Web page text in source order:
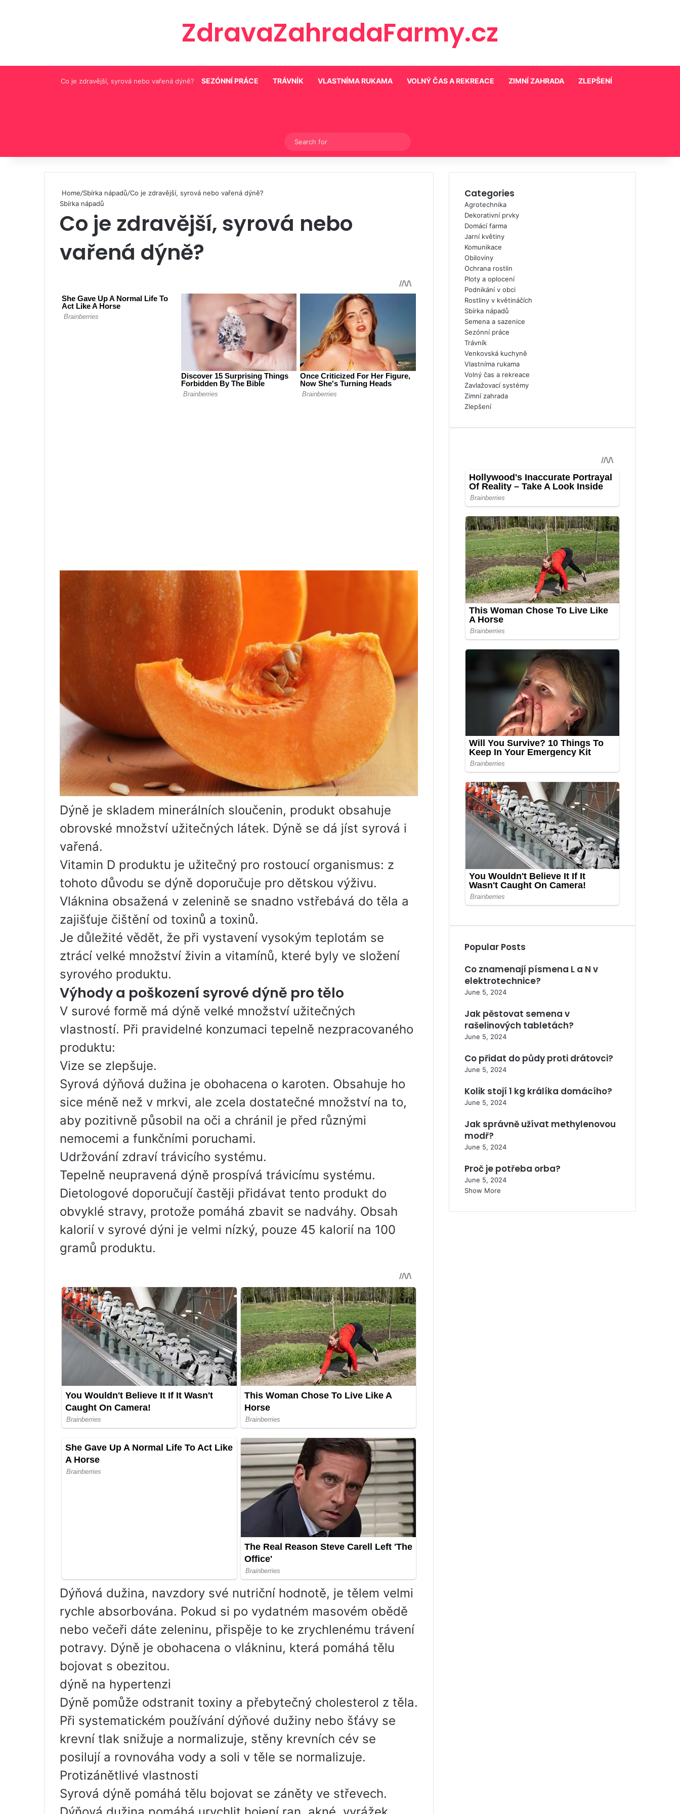
ZdravaZahradaFarmy.cz
Co je zdravější, syrová nebo vařená dýně? SEZÓNNÍ PRÁCE TRÁVNÍK VLASTNÍMA RUKAMA VOLNÝ ČAS A REKREACE ZIMNÍ ZAHRADA ZLEPŠENÍ
Switch skin
for
Home/Sbírka nápadů/Co je zdravější, syrová nebo vařená dýně?
Sbírka nápadů
Co je zdravější, syrová nebo
vařená dýně?
Dýně je skladem minerálních sloučenin, produkt obsahuje
obrovské množství užitečných látek. Dýně se dá jíst syrová i
vařená.
Vitamin D produktu je užitečný pro rostoucí organismus: z
tohoto důvodu se dýně doporučuje pro dětskou výživu.
Vláknina obsažená v zelenině se snadno vstřebává do těla a
zajišťuje čištění od toxinů a toxinů.
Je důležité vědět, že při vystavení vysokým teplotám se
ztrácí velké množství živin a vitamínů, které byly ve složení
syrového produktu.
Výhody a poškození syrové dýně pro tělo
V surové formě má dýně velké množství užitečných
vlastností. Při pravidelné konzumaci tepelně nezpracovaného
produktu:
Vize se zlepšuje.
Syrová dýňová dužina je obohacena o karoten. Obsahuje ho
sice méně než v mrkvi, ale zcela dostatečné množství na to,
aby pozitivně působil na oči a chránil je před různými
nemocemi a funkčními poruchami.
Udržování zdraví trávicího systému.
Tepelně neupravená dýně prospívá trávicímu systému.
Dietologové doporučují častěji přidávat tento produkt do
obvyklé stravy, protože pomáhá zbavit se nadváhy. Obsah
kalorií v syrové dýni je velmi nízký, pouze 45 kalorií na 100
gramů produktu.
Dýňová dužina, navzdory své nutriční hodnotě, je tělem velmi
rychle absorbována. Pokud si po vydatném masovém obědě
nebo večeři dáte zeleninu, přispěje to ke zrychlenému trávení
potravy. Dýně je obohacena o vlákninu, která pomáhá tělu
bojovat s obezitou.
dýně na hypertenzi
Dýně pomůže odstranit toxiny a přebytečný cholesterol z těla.
Při systematickém používání dýňové dužiny nebo šťávy se
krevní tlak snižuje a normalizuje, stěny krevních cév se
posilují a rovnováha vody a soli v těle se normalizuje.
Protizánětlivé vlastnosti
Syrová dýně pomáhá tělu bojovat se záněty ve střevech.
Categories
Agrotechnika
Dekorativní prvky
Domácí farma
Jarní květiny
Komunikace
Obiloviny
Ochrana rostlin
Ploty a oplocení
Podnikání v obci
Rostliny v květináčích
Sbírka nápadů
Semena a sazenice
Sezónní práce
Trávník
Venkovská kuchyně
Vlastníma rukama
Volný čas a rekreace
Zavlažovací systémy
Zimní zahrada
Zlepšení
Popular Posts
Co znamenají písmena L a N v
elektrotechnice?
June 5, 2024
Jak pěstovat semena v
rašelinových tabletách?
June 5, 2024
Co přidat do půdy proti drátovci?
June 5, 2024
Kolik stojí 1 kg králíka domácího?
June 5, 2024
Jak správně užívat methylenovou
modř?
June 5, 2024
Proč je potřeba orba?
June 5, 2024
Show More